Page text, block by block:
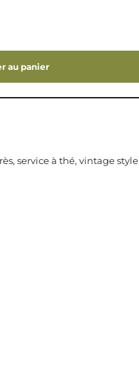
au panier
,service à thé,vintage style